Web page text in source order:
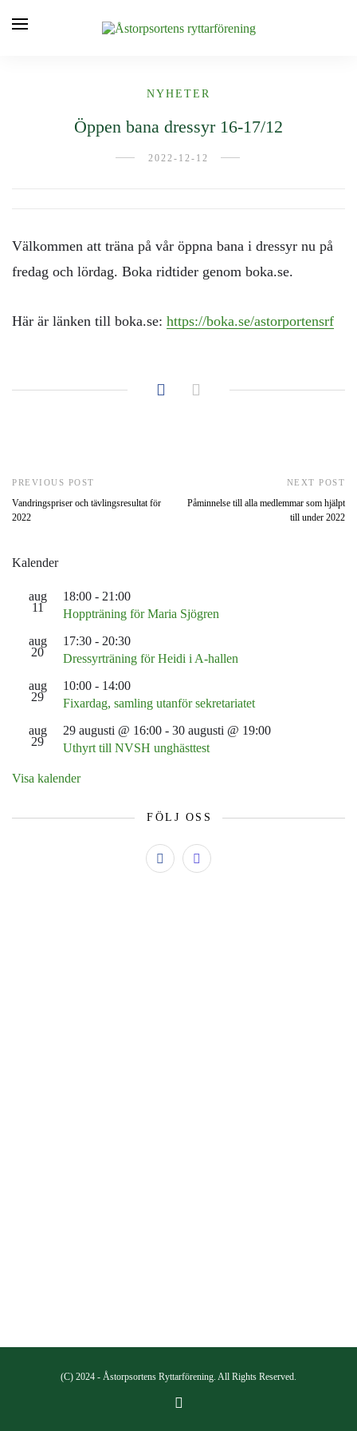
NYHETER
Öppen bana dressyr 16-17/12
2022-12-12
Välkommen att träna på vår öppna bana i dressyr nu på
fredag och lördag. Boka ridtider genom boka.se.
Här är länken till boka.se: https://boka.se/astorportensrf
PREVIOUS POST
Vandringspriser och tävlingsresultat för
2022
NEXT POST
Påminnelse till alla medlemmar som hjälpt
till under 2022
Kalender
aug
11
18:00 - 21:00
Hoppträning för Maria Sjögren
aug
20
17:30 - 20:30
Dressyrträning för Heidi i A-hallen
aug
29
10:00 - 14:00
Fixardag, samling utanför sekretariatet
aug
29
29 augusti @ 16:00 - 30 augusti @ 19:00
Uthyrt till NVSH unghästtest
Visa kalender
FÖLJ OSS
(C) 2024 - Åstorpsortens Ryttarförening. All Rights Reserved.